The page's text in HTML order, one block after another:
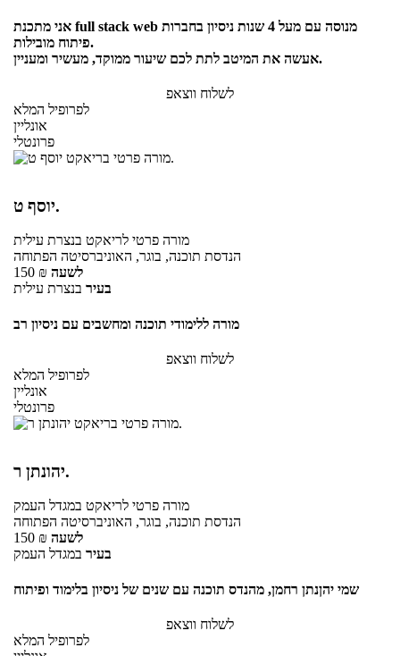
אני מתכנת full stack web מנוסה עם מעל 4 שנות ניסיון בחברות
פיתוח מובילות.
אעשה את המיטב לתת לכם שיעור ממוקד, מעשיר ומעניין.
לשלוח ווצאפ
לפרופיל המלא
אונליין
פרונטלי
יוסף ט.
מורה פרטי לריאקט בנצרת עילית
הנדסת תוכנה, בוגר, האוניברסיטה הפתוחה
150 ₪ לשעה
בעיר בנצרת עילית
מורה ללימודי תוכנה ומחשבים עם ניסיון רב
לשלוח ווצאפ
לפרופיל המלא
אונליין
פרונטלי
יהונתן ר.
מורה פרטי לריאקט במגדל העמק
הנדסת תוכנה, בוגר, האוניברסיטה הפתוחה
150 ₪ לשעה
בעיר במגדל העמק
שמי יהןנתן רחמן, מהנדס תוכנה עם שנים של ניסיון בלימוד ופיתוח
לשלוח ווצאפ
לפרופיל המלא